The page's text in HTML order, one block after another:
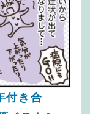
付き合